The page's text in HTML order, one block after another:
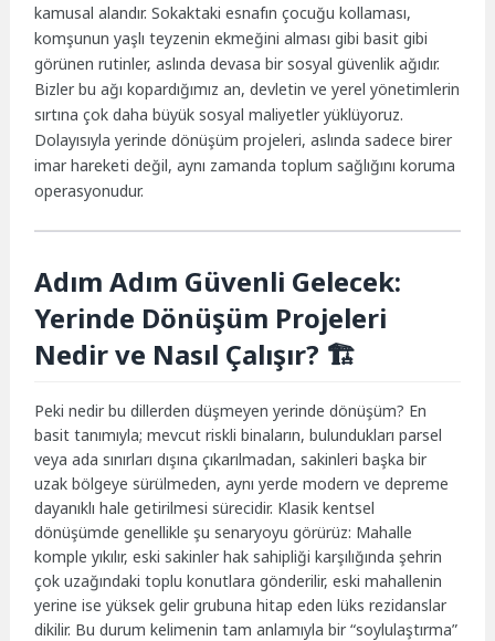
kamusal alandır. Sokaktaki esnafın çocuğu kollaması,
komşunun yaşlı teyzenin ekmeğini alması gibi basit gibi
görünen rutinler, aslında devasa bir sosyal güvenlik ağıdır.
Bizler bu ağı kopardığımız an, devletin ve yerel yönetimlerin
sırtına çok daha büyük sosyal maliyetler yüklüyoruz.
Dolayısıyla yerinde dönüşüm projeleri, aslında sadece birer
imar hareketi değil, aynı zamanda toplum sağlığını koruma
operasyonudur.
Adım Adım Güvenli Gelecek:
Yerinde Dönüşüm Projeleri
Nedir ve Nasıl Çalışır? 🏗️
Peki nedir bu dillerden düşmeyen yerinde dönüşüm? En
basit tanımıyla; mevcut riskli binaların, bulundukları parsel
veya ada sınırları dışına çıkarılmadan, sakinleri başka bir
uzak bölgeye sürülmeden, aynı yerde modern ve depreme
dayanıklı hale getirilmesi sürecidir. Klasik kentsel
dönüşümde genellikle şu senaryoyu görürüz: Mahalle
komple yıkılır, eski sakinler hak sahipliği karşılığında şehrin
çok uzağındaki toplu konutlara gönderilir, eski mahallenin
yerine ise yüksek gelir grubuna hitap eden lüks rezidanslar
dikilir. Bu durum kelimenin tam anlamıyla bir “soylulaştırma”